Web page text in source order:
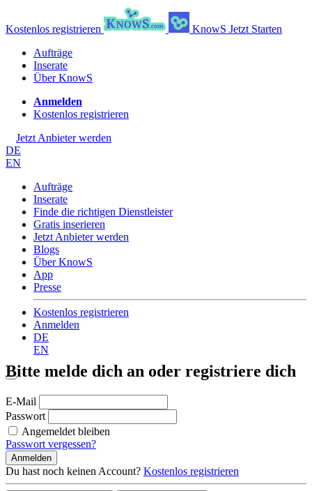
Kostenlos registrieren KnowS Jetzt Starten
Aufträge
Inserate
Über KnowS
Anmelden
Kostenlos registrieren
Jetzt Anbieter werden
DE
EN
Aufträge
Inserate
Finde die richtigen Dienstleister
Gratis inserieren
Jetzt Anbieter werden
Blogs
Über KnowS
App
Presse
Kostenlos registrieren
Anmelden
DE
EN
Bitte melde dich an oder registriere dich
E-Mail
Passwort
Angemeldet bleiben
Passwort vergessen?
Anmelden
Du hast noch keinen Account? Kostenlos registrieren